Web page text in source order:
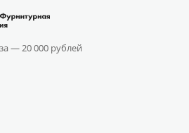
—20 000 рублей